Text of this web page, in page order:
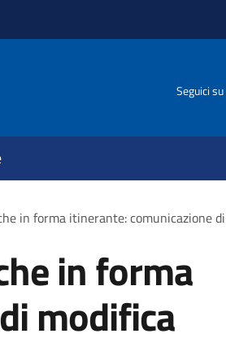
Seguici su
in forma itinerante: comunicazione
in forma
modifica